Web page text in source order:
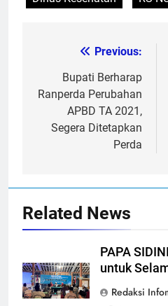
navigation
Previous:
Bupati Berharap
Ranperda Perubahan
APBD TA 2021,
Segera Ditetapkan
Perda
Related News
PAPA
untuk
Redaksi